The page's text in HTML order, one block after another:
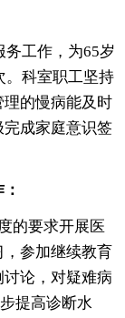
工作，为65岁
。科室职工坚持
的慢病能及时
成家庭意识签
的要求开展医
参加继续教育
论，对疑难病
提高诊断水